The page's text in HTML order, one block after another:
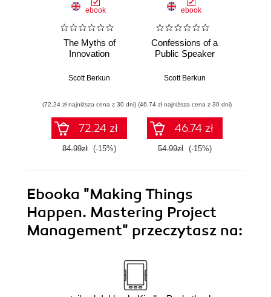
ebook
The Myths of
Innovation
Scott Berkun
(72,24 zł najniższa cena z 30 dni)
72.24 zł
84.99zł (-15%)
ebook
Confessions of a
Public Speaker
Scott Berkun
(46,74 zł najniższa cena z 30 dni)
46.74 zł
54.99zł (-15%)
Ebooka "Making Things
Happen. Mastering Project
Management" przeczytasz na: